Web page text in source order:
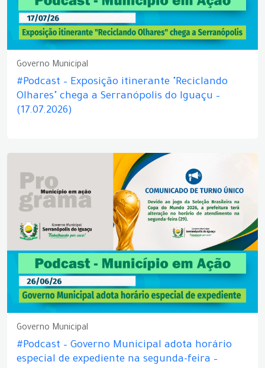
Governo Municipal
#Podcast – Exposição itinerante "Reciclando
Olhares" chega a Serranópolis do Iguaçu –
(17.07.2026)
Governo Municipal
#Podcast – Governo Municipal adota horário
especial de expediente na segunda-feira –